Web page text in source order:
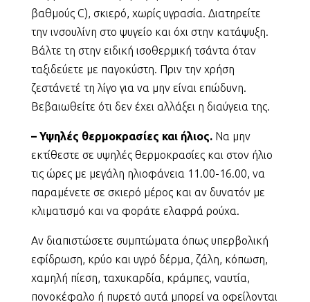
βαθμούς C), σκιερό, χωρίς υγρασία. Διατηρείτε
την ινσουλίνη στο ψυγείο και όχι στην κατάψυξη.
Βάλτε τη στην ειδική ισοθερμική τσάντα όταν
ταξιδεύετε με παγοκύστη. Πριν την χρήση
ζεστάνετέ τη λίγο για να μην είναι επώδυνη.
Βεβαιωθείτε ότι δεν έχει αλλάξει η διαύγεια της.
– Υψηλές θερμοκρασίες και ήλιος.Να μην
εκτίθεστε σε υψηλές θερμοκρασίες και στον ήλιο
τις ώρες με μεγάλη ηλιοφάνεια 11.00-16.00, να
παραμένετε σε σκιερό μέρος και αν δυνατόν με
κλιματισμό και να φοράτε ελαφρά ρούχα.
Αν διαπιστώσετε συμπτώματα όπως υπερβολική
εφίδρωση, κρύο και υγρό δέρμα, ζάλη, κόπωση,
χαμηλή πίεση, ταχυκαρδία, κράμπες, ναυτία,
πονοκέφαλο ή πυρετό αυτά μπορεί να οφείλονται